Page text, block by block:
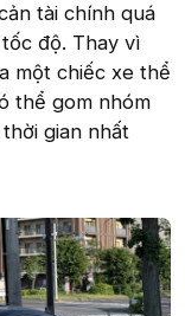
tài chính quá
độ. Thay vì
một chiếc xe thể
thể gom nhóm
gian nhất